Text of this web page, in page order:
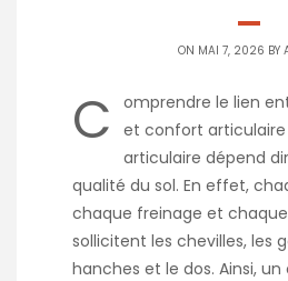
ON MAI 7, 2026 BY
C
omprendre le lien
et confort
articulaire dépend
qualité du sol. En effet,
chaque freinage et chaque
sollicitent les chevilles, les
hanches et le dos. Ainsi,